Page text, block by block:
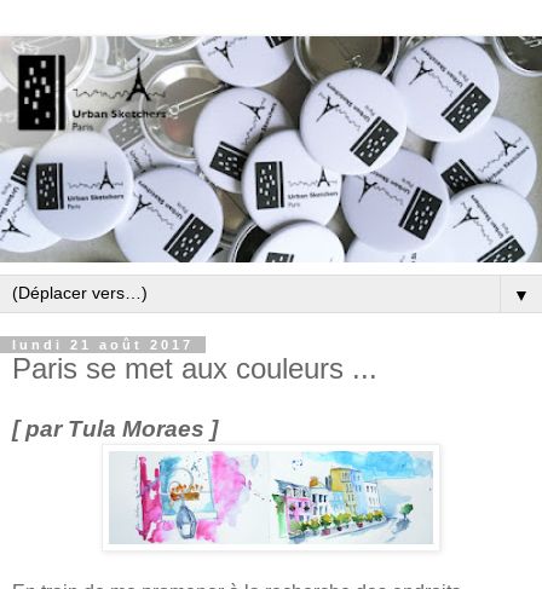
▼
lundi 21 août 2017
Paris se met aux couleurs ...
[ par Tula Moraes ]